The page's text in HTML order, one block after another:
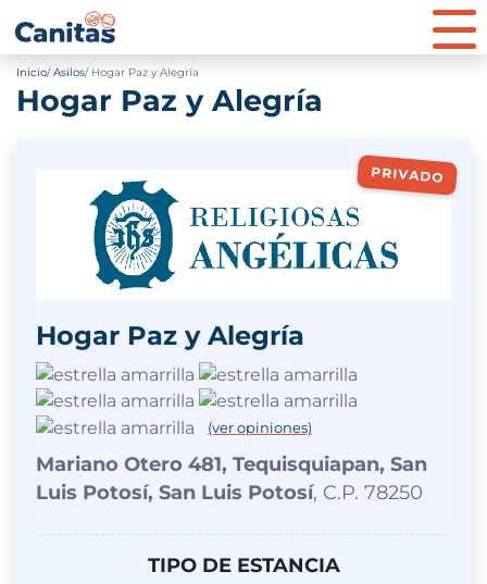
Inicio Asilos Hogar Paz y Alegría
Hogar Paz y Alegría
PRIVADO
Hogar Paz y Alegría
(ver opiniones)
Mariano Otero 481, Tequisquiapan, San
Luis Potosí, San Luis Potosí, C.P. 78250
TIPO DE ESTANCIA